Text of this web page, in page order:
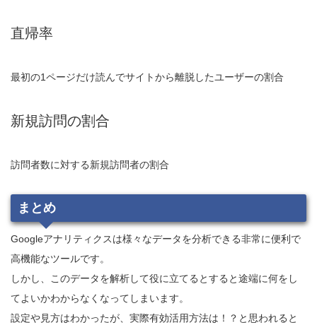
直帰率
最初の1ページだけ読んでサイトから離脱したユーザーの割合
新規訪問の割合
訪問者数に対する新規訪問者の割合
まとめ
Googleアナリティクスは様々なデータを分析できる非常に便利で
高機能なツールです。
しかし、このデータを解析して役に立てるとすると途端に何をし
てよいかわからなくなってしまいます。
設定や見方はわかったが、実際有効活用方法は！？と思われると